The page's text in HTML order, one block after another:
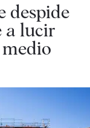
despide
a lucir